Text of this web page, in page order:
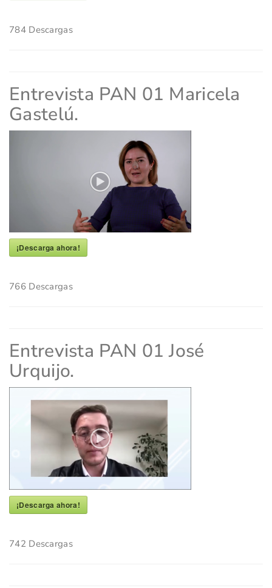
784Descargas
Entrevista PAN 01 Maricela
Gastelú.
¡Descarga ahora!
766Descargas
Entrevista PAN 01 José
Urquijo.
¡Descarga ahora!
742 Descargas